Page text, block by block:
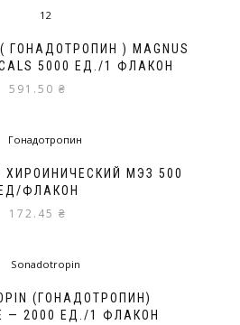
( ГОНАДОТРОПИН ) MAGNUS
5000 ЕД./1 ФЛАКОН
591.50 ₴
ХИРОИНИЧЕСКИЙ МЭЗ 500
ЕД/ФЛАКОН
172.45 ₴
(ГОНАДОТРОПИН)
— 2000 ЕД./1 ФЛАКОН